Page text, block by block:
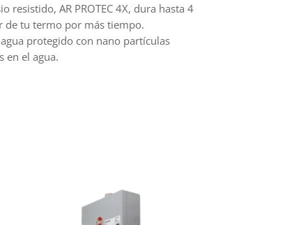
resistido, AR PROTEC 4X, dura hasta 4
de tu termo por más tiempo.
protegido con nano partículas
en el agua.